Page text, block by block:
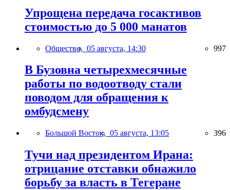
Упрощена передача госактивов
стоимостью до 5 000 манатов
Общество, 05 августа, 14:30 997
В Бузовна четырехмесячные
работы по водоотводу стали
поводом для обращения к
омбудсмену
Большой Восток, 05 августа, 13:05 396
Тучи над президентом Ирана:
отрицание отставки обнажило
борьбу за власть в Тегеране